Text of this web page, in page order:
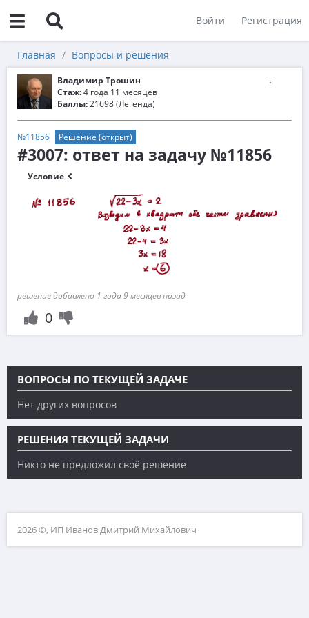
Войти Регистрация
Главная Вопросы и решения
Владимир Трошин
Стаж:4 года 11 месяцев
Баллы:21698 (Легенда)
№11856 Решение (открыт)
#3007: ответ на задачу №11856
Условие
решение добавлено 1 года 9 месяцев назад
0
ВОПРОСЫ ПО ТЕКУЩЕЙ ЗАДАЧЕ
Нет других вопросов
РЕШЕНИЯ ТЕКУЩЕЙ ЗАДАЧИ
Никто не предложил своё решение
2026 ©, ИП Иванов Дмитрий Михайлович